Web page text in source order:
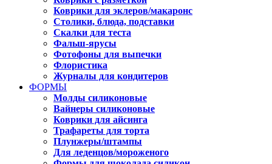
Коврики для эклеров/макаронс
Столики, блюда, подставки
Скалки для теста
Фальш-ярусы
Фотофоны для выпечки
Флористика
Журналы для кондитеров
ФОРМЫ
Молды силиконовые
Вайнеры силиконовые
Коврики для айсинга
Трафареты для торта
Плунжеры/штампы
Для леденцов/мороженого